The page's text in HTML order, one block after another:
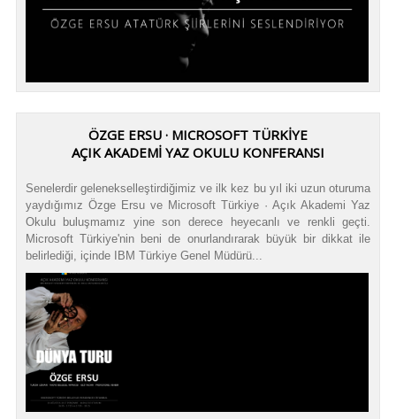
ÖZGE ERSU · MICROSOFT TÜRKİYE
AÇIK AKADEMİ YAZ OKULU KONFERANSI
Senelerdir gelenekselleştirdiğimiz ve ilk kez bu yıl iki uzun oturuma
yaydığımız Özge Ersu ve Microsoft Türkiye · Açık Akademi Yaz
Okulu buluşmamız yine son derece heyecanlı ve renkli geçti.
Microsoft Türkiye'nin beni de onurlandırarak büyük bir dikkat ile
belirlediği, içinde IBM Türkiye Genel Müdürü...